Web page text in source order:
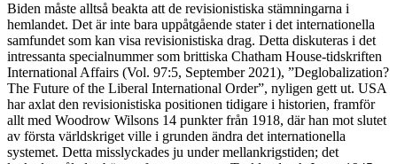
Biden måste alltså beakta att de revisionistiska stämningarna i
hemlandet. Det är inte bara uppåtgående stater i det internationella
samfundet som kan visa revisionistiska drag. Detta diskuteras i det
intressanta specialnummer som brittiska Chatham House-tidskriften
International Affairs (Vol. 97:5, September 2021), ”Deglobalization?
The Future of the Liberal International Order”, nyligen gett ut. USA
har axlat den revisionistiska positionen tidigare i historien, framför
allt med Woodrow Wilsons 14 punkter från 1918, där han mot slutet
av första världskriget ville i grunden ändra det internationella
systemet. Detta misslyckades ju under mellankrigstiden; det